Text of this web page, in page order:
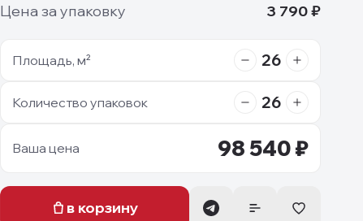
Цена за упаковку 3 790₽
Площадь, м² 26
Количество упаковок 26
Ваша цена 98 540₽
в корзину